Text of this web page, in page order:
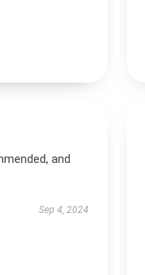
and
Sep 4, 2024